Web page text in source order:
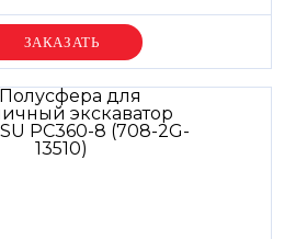
Уточняйте цену